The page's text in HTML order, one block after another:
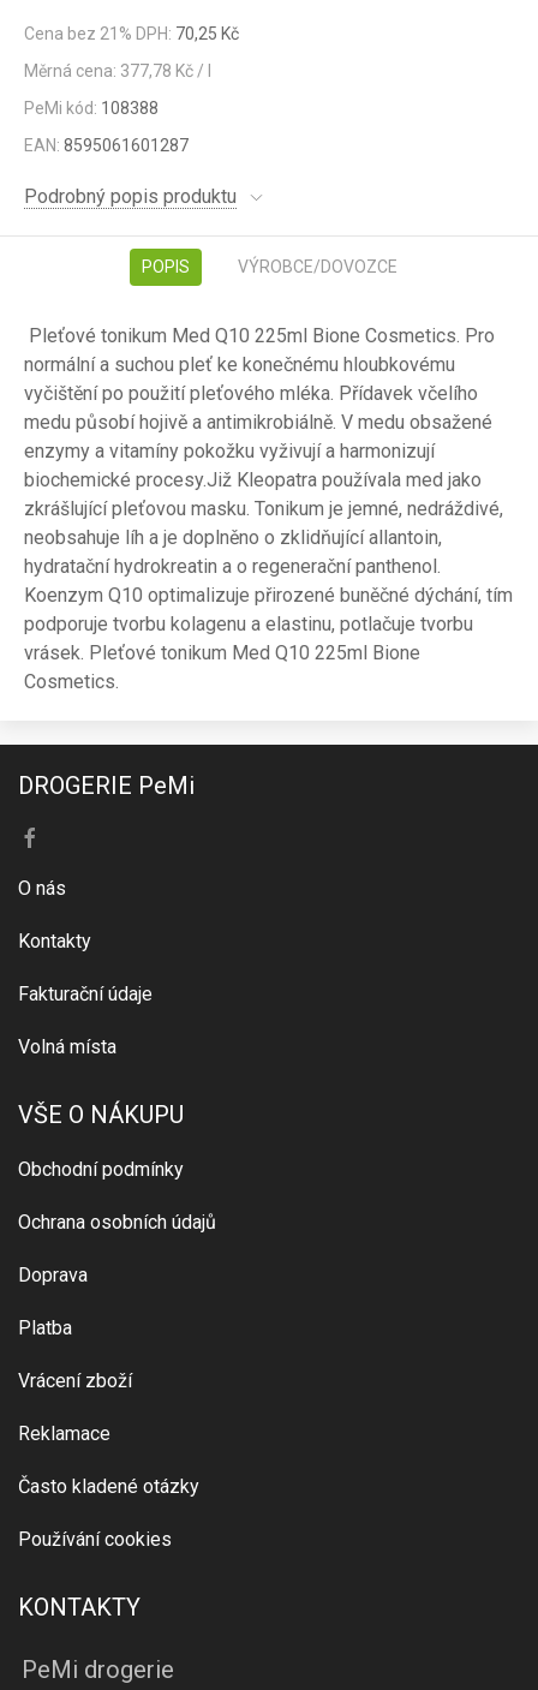
Cena bez 21% DPH: 70,25 Kč
Měrná cena: 377,78 Kč / l
PeMi kód: 108388
EAN: 8595061601287
Podrobný popis produktu
POPIS VÝROBCE/DOVOZCE
Pleťové tonikum Med Q10 225ml Bione Cosmetics. Pro
normální a suchou pleť ke konečnému hloubkovému
vyčištění po použití pleťového mléka. Přídavek včelího
medu působí hojivě a antimikrobiálně. V medu obsažené
enzymy a vitamíny pokožku vyživují a harmonizují
biochemické procesy.Již Kleopatra používala med jako
zkrášlující pleťovou masku. Tonikum je jemné, nedráždivé,
neobsahuje líh a je doplněno o zklidňující allantoin,
hydratační hydrokreatin a o regenerační panthenol.
Koenzym Q10 optimalizuje přirozené buněčné dýchání, tím
podporuje tvorbu kolagenu a elastinu, potlačuje tvorbu
vrásek. Pleťové tonikum Med Q10 225ml Bione
Cosmetics.
DROGERIE PeMi
O nás
Kontakty
Fakturační údaje
Volná místa
VŠE O NÁKUPU
Obchodní podmínky
Ochrana osobních údajů
Doprava
Platba
Vrácení zboží
Reklamace
Často kladené otázky
Používání cookies
KONTAKTY
PeMi drogerie